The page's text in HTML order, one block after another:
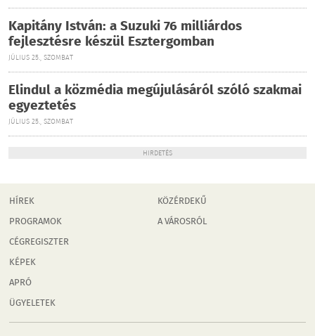
Kapitány István: a Suzuki 76 milliárdos
fejlesztésre készül Esztergomban
JÚLIUS 25., SZOMBAT
Elindul a közmédia megújulásáról szóló szakmai
egyeztetés
JÚLIUS 25., SZOMBAT
HIRDETÉS
HÍREK
PROGRAMOK
CÉGREGISZTER
KÉPEK
APRÓ
ÜGYELETEK
KÖZÉRDEKŰ
A VÁROSRÓL